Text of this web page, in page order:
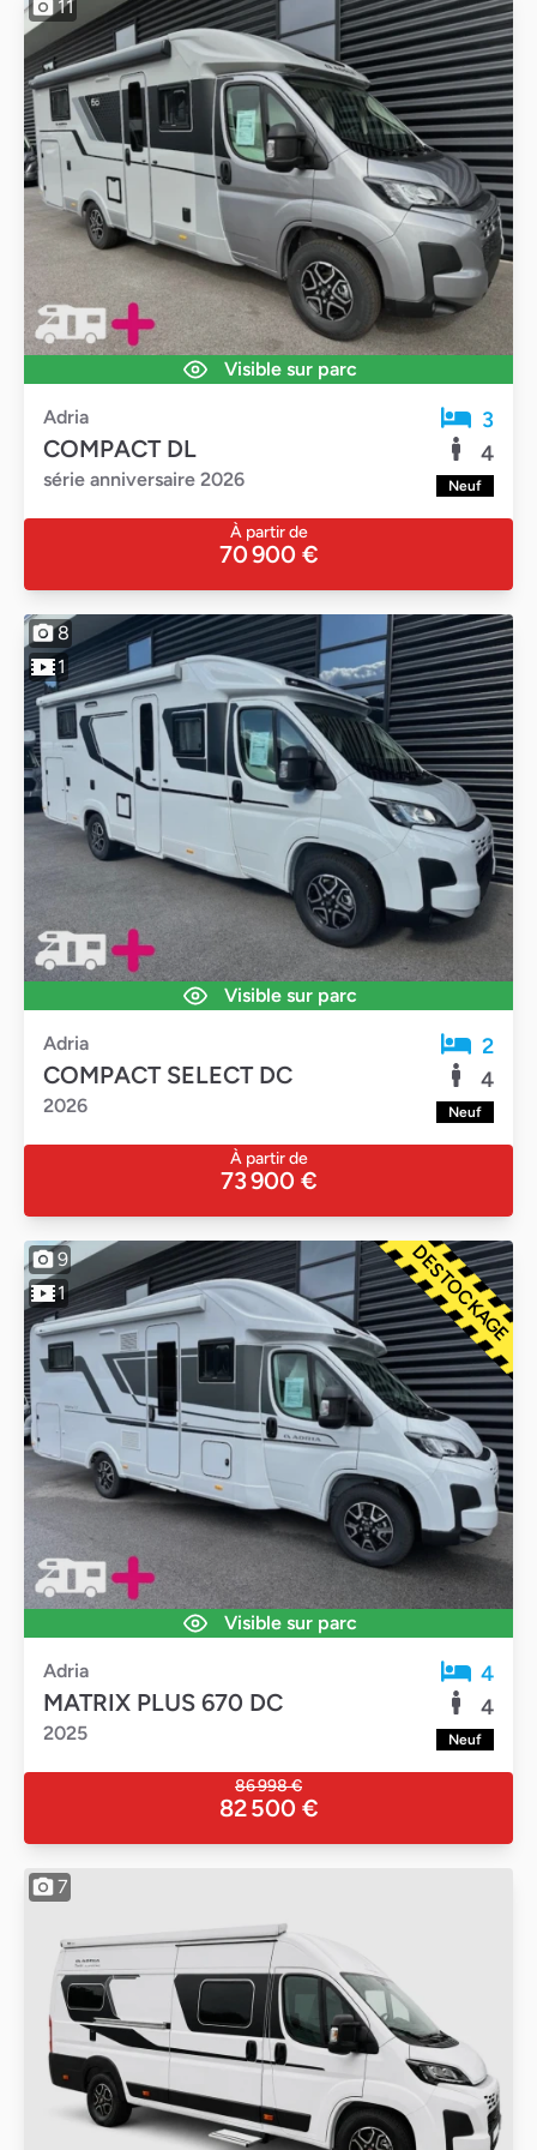
11
Visible sur parc
Adria
COMPACT DL
série anniversaire 2026
3
4
Neuf
À partir de
70 900 €
8
1
Visible sur parc
Adria
COMPACT SELECT DC
2026
2
4
Neuf
À partir de
73 900 €
DESTOCKAGE
9
1
Visible sur parc
Adria
MATRIX PLUS 670 DC
2025
4
4
Neuf
86 998 €
82 500 €
7